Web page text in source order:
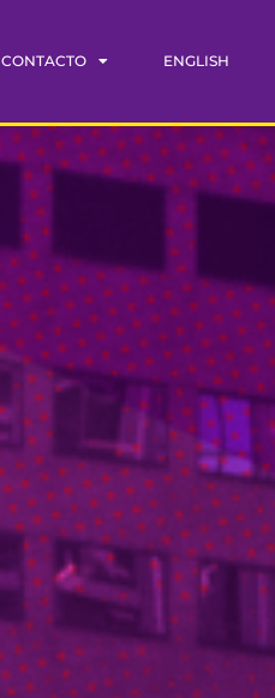
CONTACTO ENGLISH